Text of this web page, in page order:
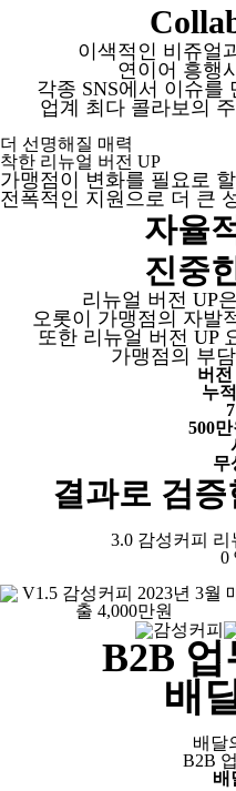
이색적인 비쥬얼
연이어 흥행
각종 SNS에서 이슈를
업계 최다 콜라보의
더 선명해질 매력
착한 리뉴얼 버전 UP
가맹점이 변화를 필요로
전폭적인 지원으로 더 큰
자율
진중
리뉴얼 버전 UP
오롯이 가맹점의 자발
또한 리뉴얼 버전 UP
가맹점의 부
버전
누
500
무
결과로 검
3.0 감성커피
0
B2B
배
배달
B2B
배